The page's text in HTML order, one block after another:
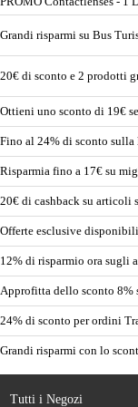
Grandi risparmi su Bus
20€ di sconto e 2 prodotti
Ottieni uno sconto di 19€
Fino al 24% di sconto
Risparmia fino a 17€ su
20€ di cashback su articoli
Offerte esclusive
12% di risparmio ora sugli
Approfitta dello sconto
24% di sconto per ordini
Grandi risparmi con lo
Tutti i Negozi